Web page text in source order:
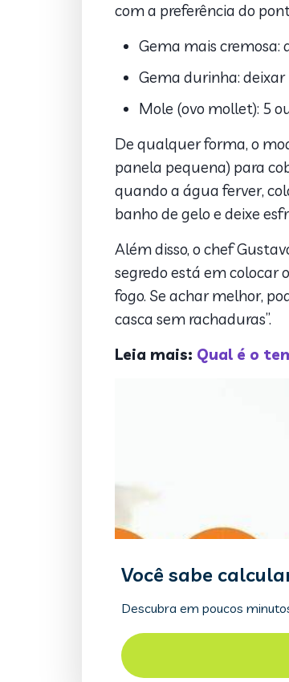
com a preferência do
Gema mais
Gema durinha:
Mole (ovo mollet): 5
De qualquer forma, o
panela pequena) para
quando a água ferver,
banho de gelo e deixe
Além disso, o chef
segredo está em colocar
fogo. Se achar melhor,
casca sem rachaduras”.
Leia mais: Qual é o